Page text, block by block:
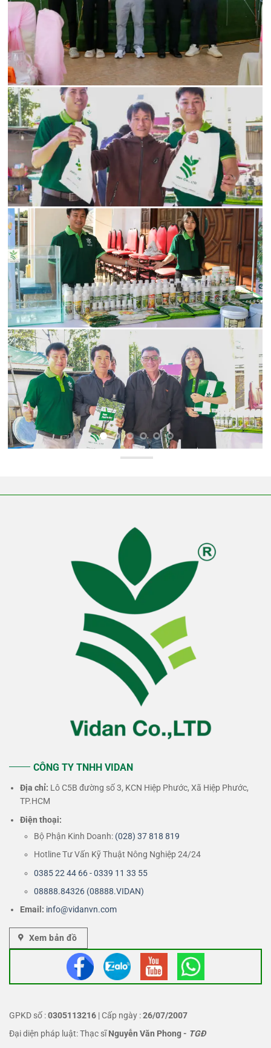
CÔNG TY TNHH VIDAN
Địa chỉ: Lô C5B đường số 3, KCN Hiệp Phước, Xã Hiệp Phước,
TP.HCM
Điện thoại:
Bộ Phận Kinh Doanh: (028) 37 818 819
Hotline Tư Vấn Kỹ Thuật Nông Nghiệp 24/24
0385 22 44 66 - 0339 11 33 55
08888.84326 (08888.VIDAN)
Email: info@vidanvn.com
Xem bản đồ
GPKD số :0305113216 | Cấp ngày :26/07/2007
Đại diện pháp luật: Thạc sĩNguyễn Văn Phong- TGĐ